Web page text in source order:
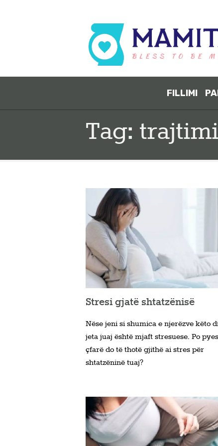
FILLIMI
Tag: trajtimi
Stresi gjatë shtatzënisë
Nëse jeni si shumica e njerëzve këto
jeta juaj është mjaft stresuese. Po
çfarë do të thotë gjithë ai stres për
shtatzëninë tuaj?